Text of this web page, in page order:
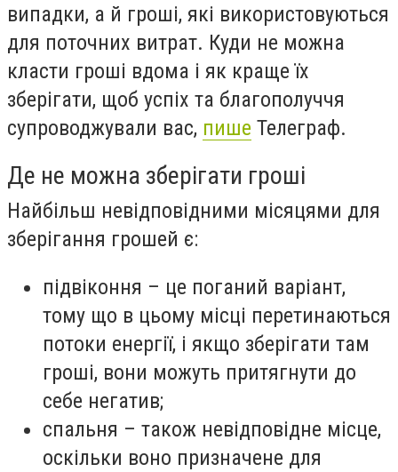
випадки, а й гроші, які використовуються
для поточних витрат. Куди не можна
класти гроші вдома і як краще їх
зберігати, щоб успіх та благополуччя
супроводжували вас, пише Телеграф.
Де не можна зберігати гроші
Найбільш невідповідними місяцями для
зберігання грошей є:
підвіконня – це поганий варіант,
тому що в цьому місці перетинаються
потоки енергії, і якщо зберігати там
гроші, вони можуть притягнути до
себе негатив;
спальня – також невідповідне місце,
оскільки воно призначене для